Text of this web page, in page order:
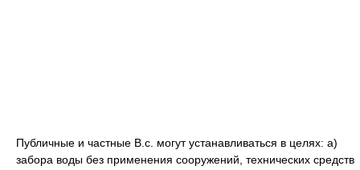
Публичные и частные В.с. могут устанавливаться в целях: а)
забора воды без применения сооружений, технических средств